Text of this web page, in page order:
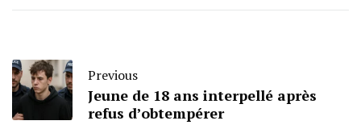
Previous
Jeune de 18 ans interpellé après
refus d’obtempérer